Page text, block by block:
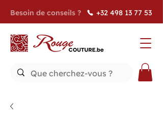
Besoin de conseils ? +32 498 13 77 53